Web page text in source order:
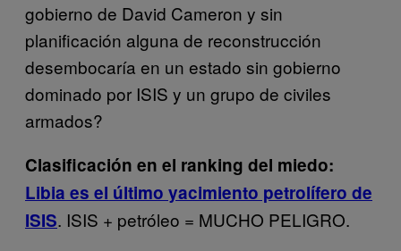
gobierno de David Cameron y sin
planificación alguna de reconstrucción
desembocaría en un estado sin gobierno
dominado por ISIS y un grupo de civiles
armados?
Clasificación en el ranking del miedo:
Libia es el último yacimiento petrolífero de
ISIS. ISIS + petróleo = MUCHO PELIGRO.